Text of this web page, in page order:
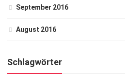
September 2016
August 2016
Schlagwörter